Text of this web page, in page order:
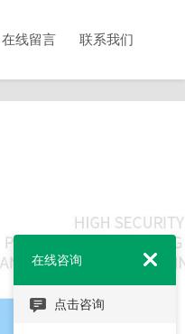
在线留言 联系我们
在线咨询
点击咨询